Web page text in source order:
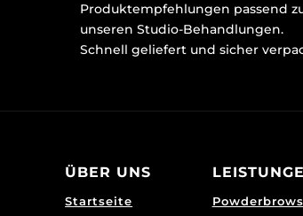
Produktempfehlungen passend
unseren Studio-Behandlungen.
Schnell geliefert und sicher
ÜBER UNS
Startseite Powderbrows